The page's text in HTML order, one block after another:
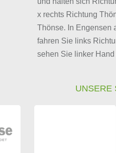
x rechts Richtung
Thönse. In Engensen
fahren Sie links
sehen Sie linker
UNSERE